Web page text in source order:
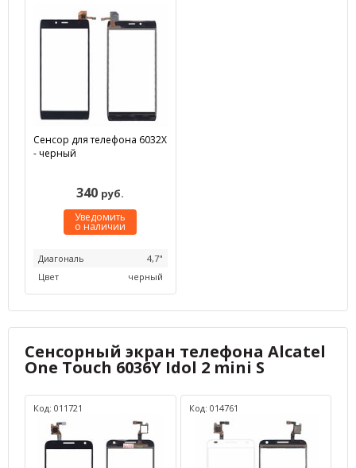
Сенсор для телефона 6032X
- черный
340 руб.
Уведомить
о наличии
Диагональ
4,7"
Цвет
черный
Сенсорный экран телефона Alcatel
One Touch 6036Y Idol 2 mini S
Код: 011721 Код: 014761